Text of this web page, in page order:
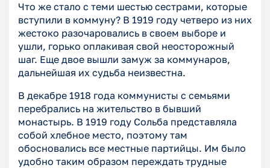
Что же стало с теми шестью сестрами, которые
вступили в коммуну? В 1919 году четверо из них
жестоко разочаровались в своем выборе и
ушли, горько оплакивая свой неосторожный
шаг. Еще двое вышли замуж за коммунаров,
дальнейшая их судьба неизвестна.
В декабре 1918 года коммунисты с семьями
перебрались на жительство в бывший
монастырь. В 1919 году Сольба представляла
собой хлебное место, поэтому там
обосновались все местные партийцы. Им было
удобно таким образом переждать трудные